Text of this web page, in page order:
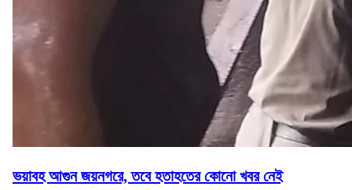
ভয়াবহ আগুন জয়নগরে, তবে হতাহতের কোনো খবর নেই